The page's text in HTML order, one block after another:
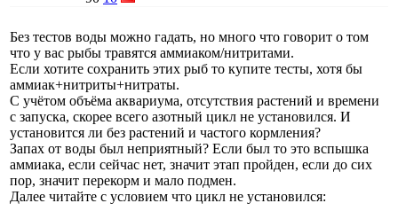
Без тестов воды можно гадать, но много что говорит о том
что у вас рыбы травятся аммиаком/нитритами.
Если хотите сохранить этих рыб то купите тесты, хотя бы
аммиак+нитриты+нитраты.
С учётом объёма аквариума, отсутствия растений и времени
с запуска, скорее всего азотный цикл не установился. И
установится ли без растений и частого кормления?
Запах от воды был неприятный? Если был то это вспышка
аммиака, если сейчас нет, значит этап пройден, если до сих
пор, значит перекорм и мало подмен.
Далее читайте с условием что цикл не установился: